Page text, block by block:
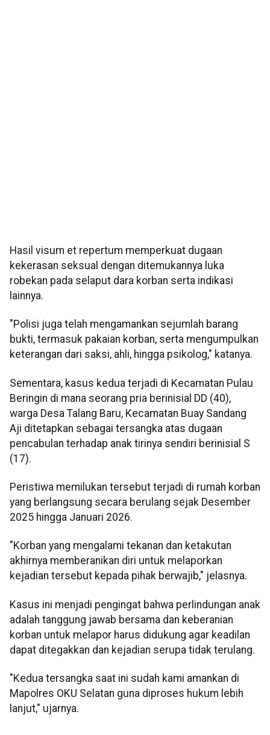
Hasil visum et repertum memperkuat dugaan
kekerasan seksual dengan ditemukannya luka
robekan pada selaput dara korban serta indikasi
lainnya.
"Polisi juga telah mengamankan sejumlah barang
bukti, termasuk pakaian korban, serta mengumpulkan
keterangan dari saksi, ahli, hingga psikolog," katanya.
Sementara, kasus kedua terjadi di Kecamatan Pulau
Beringin di mana seorang pria berinisial DD (40),
warga Desa Talang Baru, Kecamatan Buay Sandang
Aji ditetapkan sebagai tersangka atas dugaan
pencabulan terhadap anak tirinya sendiri berinisial S
(17).
Peristiwa memilukan tersebut terjadi di rumah korban
yang berlangsung secara berulang sejak Desember
2025 hingga Januari 2026.
"Korban yang mengalami tekanan dan ketakutan
akhirnya memberanikan diri untuk melaporkan
kejadian tersebut kepada pihak berwajib," jelasnya.
Kasus ini menjadi pengingat bahwa perlindungan anak
adalah tanggung jawab bersama dan keberanian
korban untuk melapor harus didukung agar keadilan
dapat ditegakkan dan kejadian serupa tidak terulang.
"Kedua tersangka saat ini sudah kami amankan di
Mapolres OKU Selatan guna diproses hukum lebih
lanjut," ujarnya.